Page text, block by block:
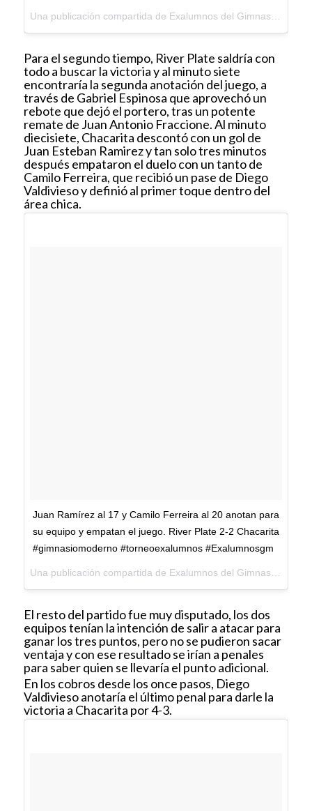
Para el segundo tiempo, River Plate saldría con
todo a buscar la victoria y al minuto siete
encontraría la segunda anotación del juego, a
través de Gabriel Espinosa que aprovechó un
rebote que dejó el portero, tras un potente
remate de Juan Antonio Fraccione. Al minuto
diecisiete, Chacarita descontó con un gol de
Juan Esteban Ramirez y tan solo tres minutos
después empataron el duelo con un tanto de
Camilo Ferreira, que recibió un pase de Diego
Valdivieso y definió al primer toque dentro del
área chica.
Juan Ramírez al 17 y Camilo Ferreira al 20 anotan para
su equipo y empatan el juego. River Plate 2-2 Chacarita
#gimnasiomoderno #torneoexalumnos #Exalumnosgm
El resto del partido fue muy disputado, los dos
equipos tenían la intención de salir a atacar para
ganar los tres puntos, pero no se pudieron sacar
ventaja y con ese resultado se irían a penales
para saber quien se llevaría el punto adicional.
En los cobros desde los once pasos, Diego
Valdivieso anotaría el último penal para darle la
victoria a Chacarita por 4-3.